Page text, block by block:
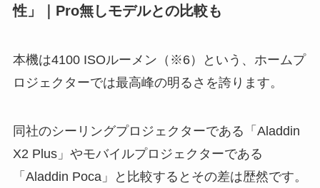
性」｜Pro無しモデルとの比較も
本機は4100 ISOルーメン（※6）という、ホームプ
ロジェクターでは最高峰の明るさを誇ります。
同社のシーリングプロジェクターである「Aladdin
X2 Plus」やモバイルプロジェクターである
「Aladdin Poca」と比較するとその差は歴然です。